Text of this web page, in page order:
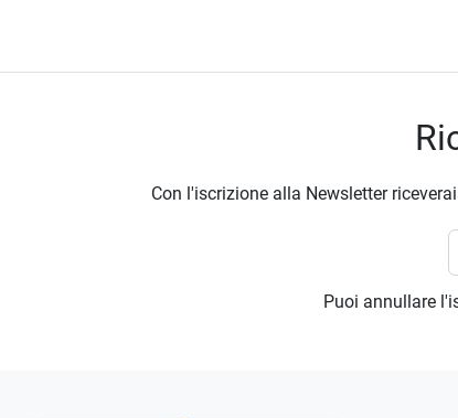
Con l'iscrizione alla Newsletter
Puoi annullare